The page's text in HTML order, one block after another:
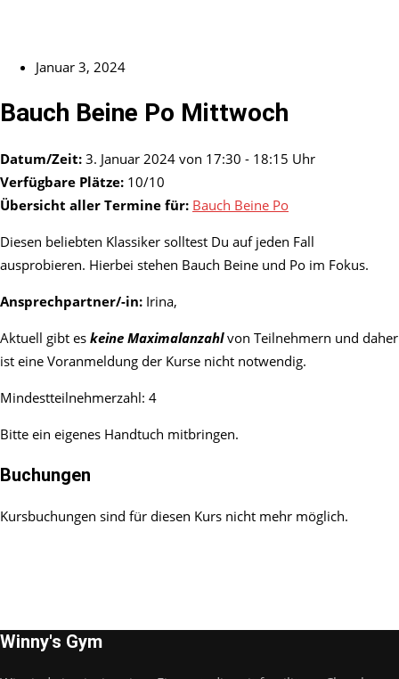
Januar 3, 2024
Bauch Beine Po Mittwoch
Datum/Zeit: 3. Januar 2024 von 17:30 - 18:15 Uhr
Verfügbare Plätze: 10/10
Übersicht aller Termine für: Bauch Beine Po
Diesen beliebten Klassiker solltest Du auf jeden Fall
ausprobieren. Hierbei stehen Bauch Beine und Po im Fokus.
Ansprechpartner/-in: Irina,
Aktuell gibt es keine Maximalanzahlvon Teilnehmern und daher
ist eine Voranmeldung der Kurse nicht notwendig.
Mindestteilnehmerzahl: 4
Bitte ein eigenes Handtuch mitbringen.
Buchungen
Kursbuchungen sind für diesen Kurs nicht mehr möglich.
Winny's Gym